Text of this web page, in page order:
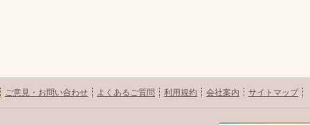
ご意見・お問い合わせ よくあるご質問 利用規約 会社案内 サイトマップ